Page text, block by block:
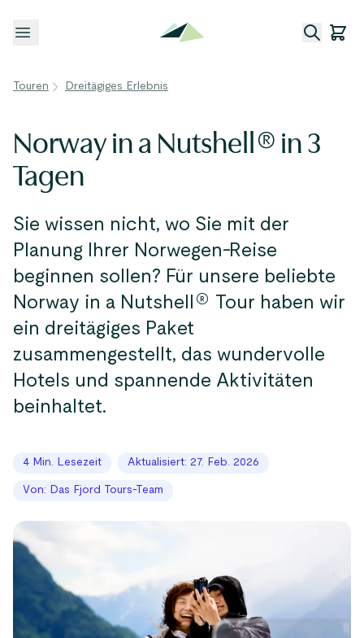
Menü öffnen
Touren Dreitägiges Erlebnis
Norway in a Nutshell® in 3
Tagen
Sie wissen nicht, wo Sie mit der
Planung Ihrer Norwegen-Reise
beginnen sollen? Für unsere beliebte
Norway in a Nutshell® Tour haben wir
ein dreitägiges Paket
zusammengestellt, das wundervolle
Hotels und spannende Aktivitäten
beinhaltet.
4 Min. Lesezeit Aktualisiert: 27. Feb. 2026
Von: Das Fjord Tours-Team